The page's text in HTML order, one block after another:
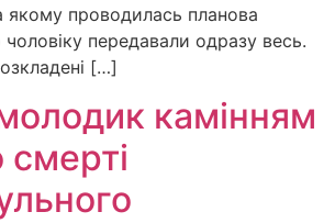
якому проводилась планова
чоловіку передавали одразу весь.
[…]
камінням